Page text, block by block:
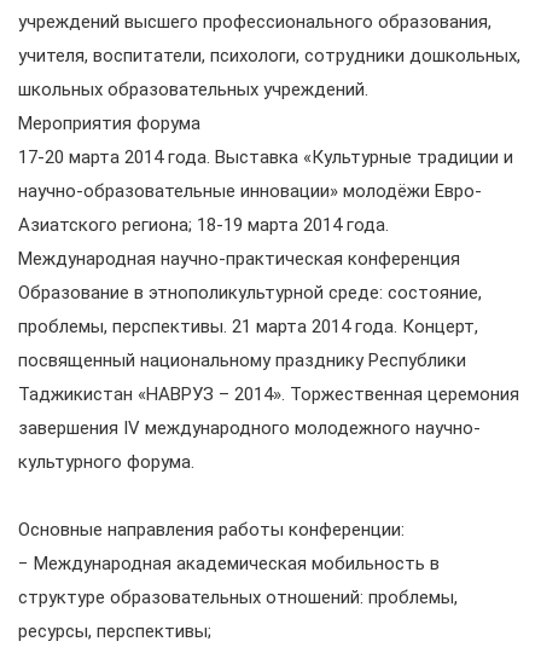
учреждений высшего профессионального образования,
учителя, воспитатели, психологи, сотрудники дошкольных,
школьных образовательных учреждений.
Мероприятия форума
17-20 марта 2014 года. Выставка «Культурные традиции и
научно-образовательные инновации» молодёжи Евро-
Азиатского региона; 18-19 марта 2014 года.
Международная научно-практическая конференция
Образование в этнополикультурной среде: состояние,
проблемы, перспективы. 21 марта 2014 года. Концерт,
посвященный национальному празднику Республики
Таджикистан «НАВРУЗ – 2014». Торжественная церемония
завершения IV международного молодежного научно-
культурного форума.
Основные направления работы конференции:
− Международная академическая мобильность в
структуре образовательных отношений: проблемы,
ресурсы, перспективы;